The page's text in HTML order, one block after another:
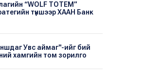
“WOLF TOTEM”
түншээр ХААН Банк
Увс аймаг"-ийг бий
хамгийн том зорилго